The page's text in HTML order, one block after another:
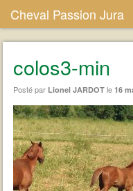
Cheval Passion Jura
colos3-min
Posté par Lionel JARDOT le16